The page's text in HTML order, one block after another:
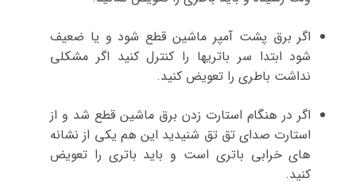
اگر برق پشت آمپر ماشین قطع شود و یا ضعیف
شود ابتدا سر باتریها را کنترل کنید اگر مشکلی
نداشت باطری را تعویض کنید.
اگر در هنگام استارت زدن برق ماشین قطع شد و از
استارت صدای تق تق شنیدید این هم یکی از نشانه
های خرابی باتری است و باید باتری را تعویض
کنید.